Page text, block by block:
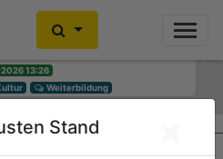
um Villa Buth:
oder Abriss?
2026 13:26
Weiterbildung
im Kleiderschrank
2026 10:30
Stand